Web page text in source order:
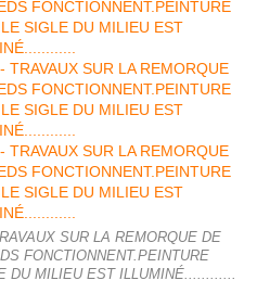
SUR LA REMORQUE DE
FONCTIONNENT.PEINTURE
DU MILIEU EST ILLUMINÉ............